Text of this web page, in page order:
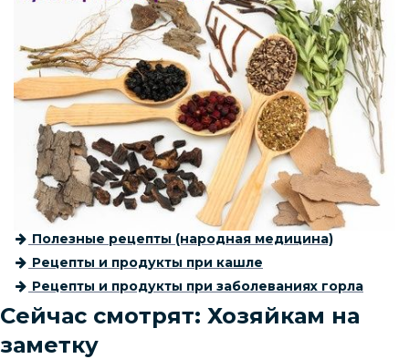
Полезные рецепты (народная медицина)
Рецепты и продукты при кашле
Рецепты и продукты при заболеваниях горла
Сейчас смотрят: Хозяйкам на
заметку